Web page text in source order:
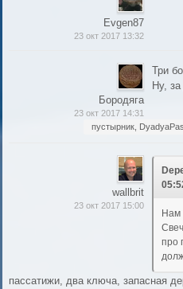
Evgen87
23 окт 2017 13:32
Бородяга
23 окт 2017 14:31
Три
Ну,
пустырник,
wallbrit
23 окт 2017 15:00
Нам
про
пассатижи, два ключа, запасная